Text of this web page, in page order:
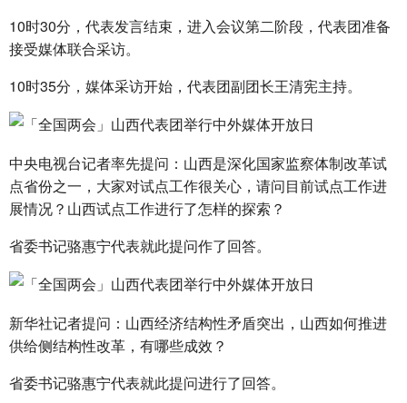
10时30分，代表发言结束，进入会议第二阶段，代表团准备
接受媒体联合采访。
10时35分，媒体采访开始，代表团副团长王清宪主持。
中央电视台记者率先提问： 山西是深化国家监察体制改革试
点省份之一 ，大家对试点工作很关心，请问目前试点工作进
展情况？山西试点工作进行了怎样的探索？
省委书记骆惠宁代表就此提问作了回答。
新华社记者提问：山西经济结构性矛盾突出，山西如何推进
供给侧结构性改革，有哪些成效？
省委书记骆惠宁代表就此提问进行了回答。